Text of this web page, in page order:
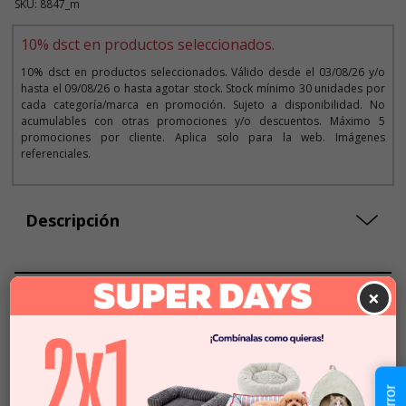
SKU: 8847_m
10% dsct en productos seleccionados.
10% dsct en productos seleccionados. Válido desde el 03/08/26 y/o
hasta el 09/08/26 o hasta agotar stock. Stock mínimo 30 unidades por
cada categoría/marca en promoción. Sujeto a disponibilidad. No
acumulables con otras promociones y/o descuentos. Máximo 5
promociones por cliente. Aplica solo para la web. Imágenes
referenciales.
Descripción
Seleccionar Formato
Talla S
$37.990 $34.191
Talla M
$37.990
$34.191
×